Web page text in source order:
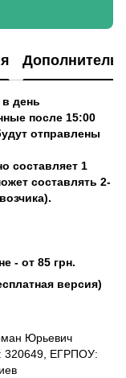
в день
после 15:00
отправлены
составляет 1
составлять 2-
- от 85 грн.
версия)
Юрьевич
320649, ЕГРПОУ: